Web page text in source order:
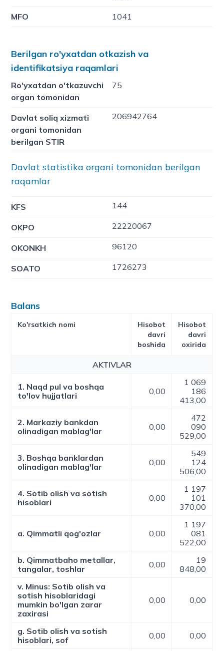
MFO 1041
Berilgan ro'yxatdan otkazish va
identifikatsiya raqamlari
Ro'yxatdan o'tkazuvchi
organ tomonidan
75
Davlat soliq xizmati
organi tomonidan
berilgan STIR
206942764
Davlat statistika organi tomonidan berilgan
raqamlar
KFS 144
OKPO 22220067
OKONKH 96120
SOATO 1726273
Balans
Ko'rsatkich nomi
Hisobot
davri
boshida
Hisobot
davri
oxirida
AKTIVLAR
1. Naqd pul va boshqa
to'lov hujjatlari
0,00
1 069
186
413,00
2. Markaziy bankdan
olinadigan mablag'lar
0,00
472
090
529,00
3. Boshqa banklardan
olinadigan mablag'lar
0,00
549
124
506,00
4. Sotib olish va sotish
hisoblari
0,00
1 197
101
370,00
a. Qimmatli qog'ozlar 0,00
1 197
081
522,00
b. Qimmatbaho metallar,
tangalar, toshlar
0,00
19
848,00
v. Minus: Sotib olish va
sotish hisoblaridagi
mumkin bo'lgan zarar
zaxirasi
0,00 0,00
g. Sotib olish va sotish
hisoblari, sof
0,00 0,00